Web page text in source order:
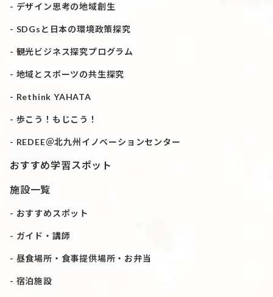
デザイン思考の地域創生
SDGsと日本の環境政策探究
観光ビジネス探究プログラム
地域とスポーツの共生探究
Rethink YAHATA
歩こう！もじこう！
REDEE＠北九州イノベーションセンター
おすすめ学習スポット
施設一覧
おすすめスポット
ガイド・講師
昼食場所・食事提供場所・お弁当
宿泊施設